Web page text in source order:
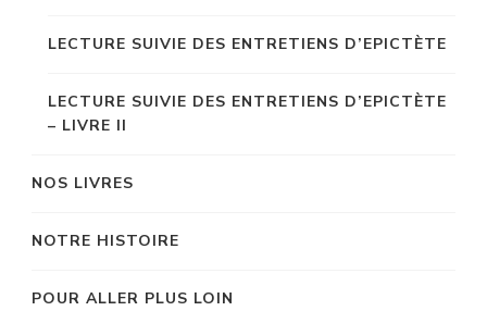
LECTURE SUIVIE DES ENTRETIENS D’EPICTÈTE
LECTURE SUIVIE DES ENTRETIENS D’EPICTÈTE
– LIVRE II
NOS LIVRES
NOTRE HISTOIRE
POUR ALLER PLUS LOIN